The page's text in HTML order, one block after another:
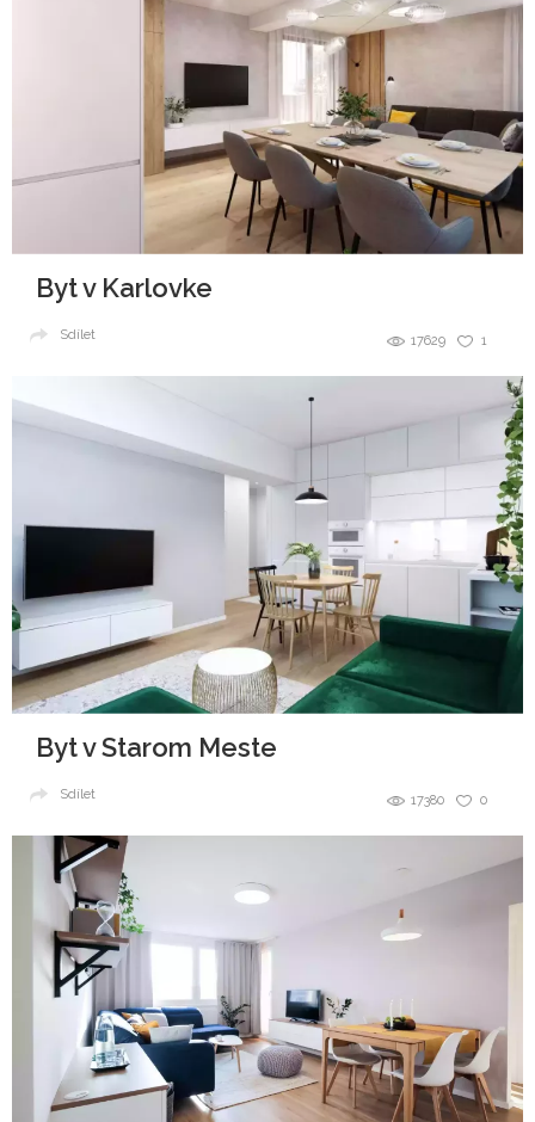
Byt v Karlovke
1
17629
Sdílet
Byt v Starom Meste
0
17380
Sdílet